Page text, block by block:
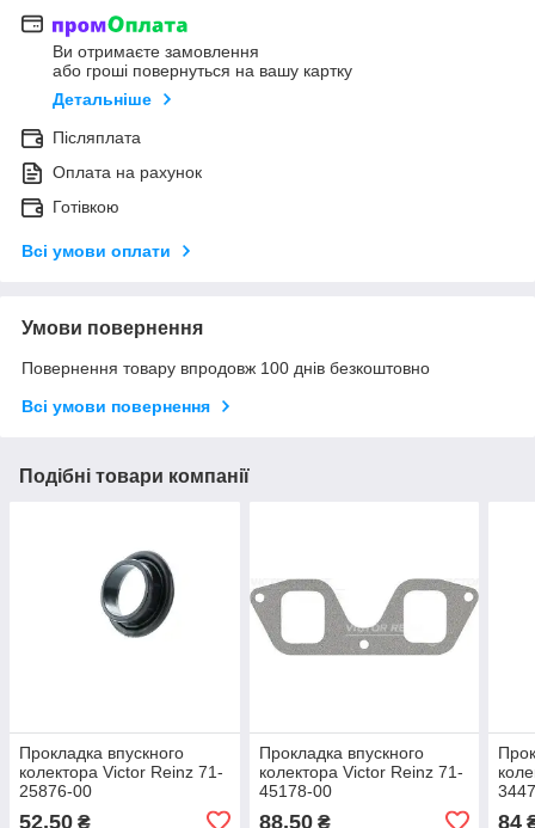
Ви отримаєте замовлення
або гроші повернуться на вашу картку
Детальніше
Післяплата
Оплата на рахунок
Готівкою
Всі умови оплати
Умови повернення
Повернення товару впродовж 100 днів безкоштовно
Всі умови повернення
Подібні товари компанії
Прокладка впускного
колектора Victor Reinz 71-
25876-00
52,50 ₴
Прокладка впускного
колектора Victor Reinz 71-
45178-00
88,50₴ 84